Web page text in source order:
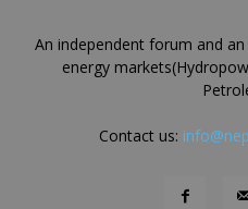
An independent forum and
energy
Contact us: